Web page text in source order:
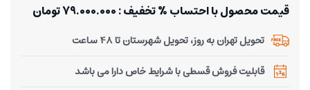
قیمت محصول با احتساب % تخفیف : 79.000.000 تومان
تحویل تهران به روز، تحویل شهرستان تا 48 ساعت
قابلیت فروش قسطی با شرایط خاص دارا می باشد